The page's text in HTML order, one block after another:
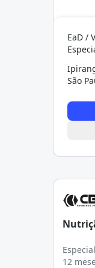
EaD /
São
12